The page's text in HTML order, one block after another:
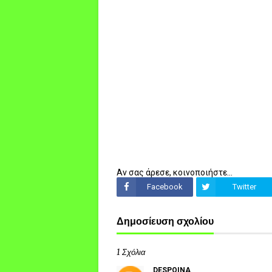
Αν σας άρεσε, κοινοποιήστε...
Facebook Twitter
Δημοσίευση σχολίου
1 Σχόλια
DESPOINA